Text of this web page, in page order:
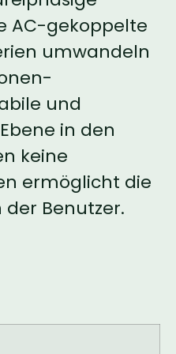
AC-gekoppelte
umwandeln
und
in den
keine
ermöglicht die
Benutzer.